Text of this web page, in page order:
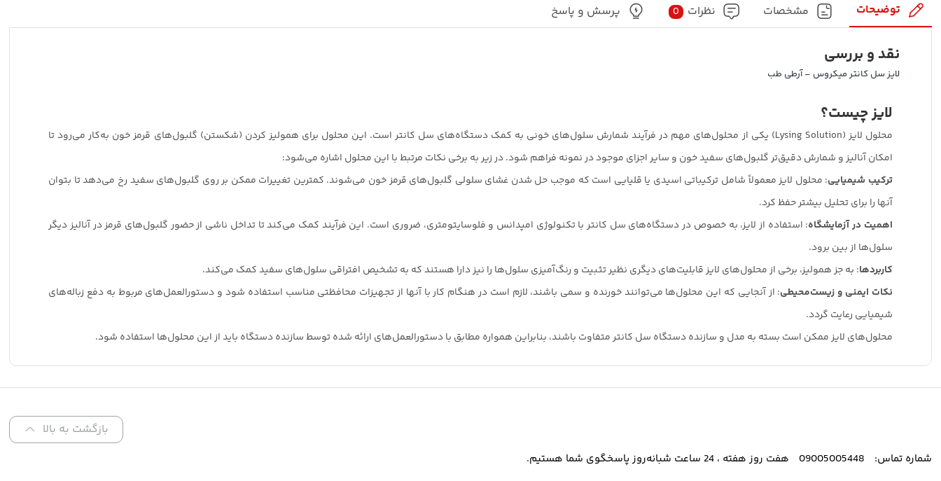
توضیحات مشخصات نظرات 0 پرسش و پاسخ
نقد و بررسی
لایز سل کانتر میکروس – آرطی طب
لایز چیست؟
محلول لایز (Lysing Solution) یکی از محلول‌های مهم در فرآیند شمارش سلول‌های خونی به کمک دستگاه‌های سل کانتر است. این محلول برای همولیز کردن (شکستن) گلبول‌های قرمز خون به‌کار می‌رود تا
امکان آنالیز و شمارش دقیق‌تر گلبول‌های سفید خون و سایر اجزای موجود در نمونه فراهم شود. در زیر به برخی نکات مرتبط با این محلول اشاره می‌شود:
ترکیب شیمیایی: محلول لایز معمولاً شامل ترکیباتی اسیدی یا قلیایی است که موجب حل شدن غشای سلولی گلبول‌های قرمز خون می‌شوند. کمترین تغییرات ممکن بر روی گلبول‌های سفید رخ می‌دهد تا بتوان
آنها را برای تحلیل بیشتر حفظ کرد.
اهمیت در آزمایشگاه: استفاده از لایز، به خصوص در دستگاه‌های سل کانتر با تکنولوژی امپدانس و فلوسایتومتری، ضروری است. این فرآیند کمک می‌کند تا تداخل ناشی از حضور گلبول‌های قرمز در آنالیز دیگر
سلول‌ها از بین برود.
کاربردها: به جز همولیز، برخی از محلول‌های لایز قابلیت‌های دیگری نظیر تثبیت و رنگ‌آمیزی سلول‌ها را نیز دارا هستند که به تشخیص افتراقی سلول‌های سفید کمک می‌کند.
نکات ایمنی و زیست‌محیطی: از آنجایی که این محلول‌ها می‌توانند خورنده و سمی باشند، لازم است در هنگام کار با آنها از تجهیزات محافظتی مناسب استفاده شود و دستورالعمل‌های مربوط به دفع زباله‌های
شیمیایی رعایت گردد.
محلول‌های لایز ممکن است بسته به مدل و سازنده دستگاه سل کانتر متفاوت باشند، بنابراین همواره مطابق با دستورالعمل‌های ارائه شده توسط سازنده دستگاه باید از این محلول‌ها استفاده شود.
بازگشت به بالا
شماره تماس: 09005005448 هفت روز هفته ، 24 ساعت شبانه‌روز پاسخگوی شما هستیم.